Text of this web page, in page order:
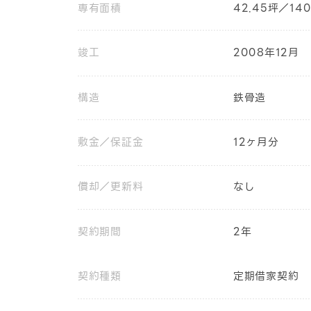
専有面積 42.45坪／
竣工 2008年12月
構造 鉄骨造
敷金／保証金 12ヶ月分
償却／更新料 なし
契約期間 2年
契約種類 定期借家契約